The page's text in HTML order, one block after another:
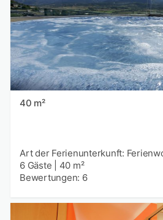
40 m²
Art der Ferienunterkunft:
6 Gäste
40 m²
Bewertungen: 6